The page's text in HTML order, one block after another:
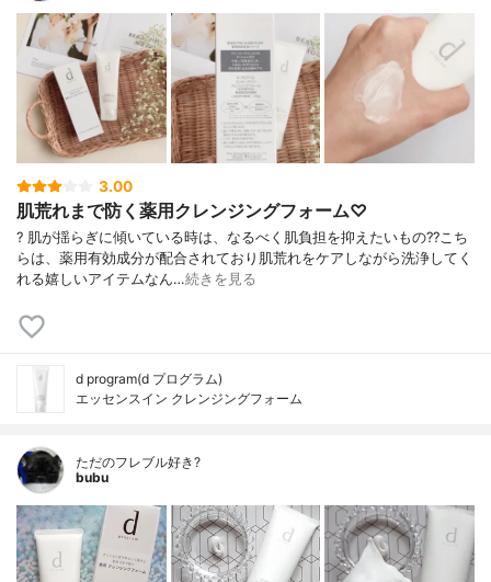
3.00
肌荒れまで防く薬用クレンジングフォーム♡
? 肌が揺らぎに傾いている時は、なるべく肌負担を抑えたいもの?? こち
らは、薬用有効成分が配合されており肌荒れをケアしながら洗浄してく
れる嬉しいアイテムなん…続きを見る
d program(d プログラム)
エッセンスイン クレンジングフォーム
ただのフレブル好き?
bubu